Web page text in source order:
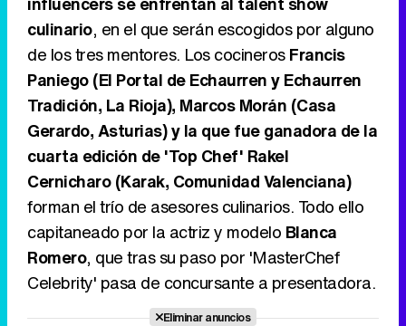
culinario, en el que serán escogidos por alguno
de los tres mentores. Los cocinerosFrancis
Paniego (El Portal de Echaurren y Echaurren
Tradición, La Rioja), Marcos Morán (Casa
Gerardo, Asturias) y la que fue ganadora de la
cuarta edición de 'Top Chef' Rakel
Cernicharo (Karak, Comunidad Valenciana)
forman el trío de asesores culinarios. Todo ello
capitaneado por la actriz y modelo Blanca
Romero, que tras su paso por 'MasterChef
Celebrity' pasa de concursante a presentadora.
Eliminar anuncios